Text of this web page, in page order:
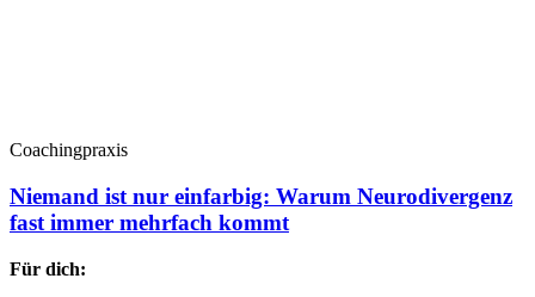
Coachingpraxis
Niemand ist nur einfarbig: Warum Neurodivergenz
fast immer mehrfach kommt
Für dich: